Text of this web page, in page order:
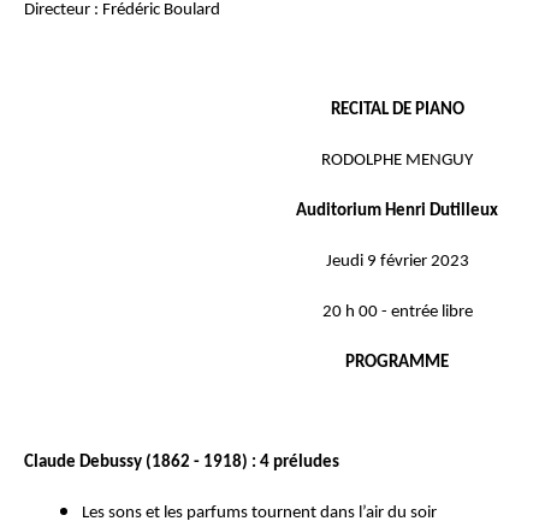
Directeur : Frédéric Boulard
RECITAL DE PIANO
RODOLPHE MENGUY
Auditorium Henri Dutilleux
Jeudi 9 février 2023
20 h 00 - entrée libre
PROGRAMME
Claude Debussy (1862 - 1918) : 4 préludes
Les sons et les parfums tournent dans l’air du soir